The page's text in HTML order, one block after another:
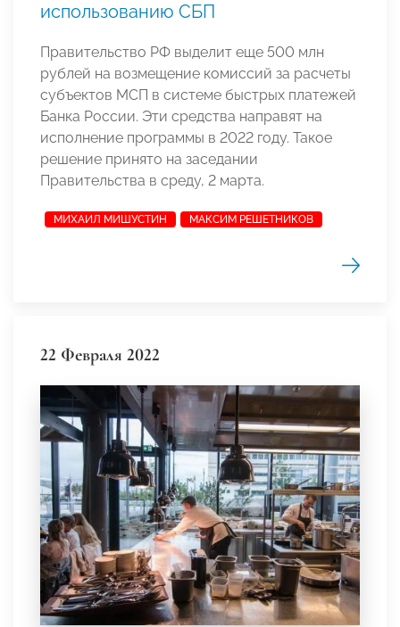
использованию СБП
Правительство РФ выделит еще 500 млн
рублей на возмещение комиссий за расчеты
субъектов МСП в системе быстрых платежей
Банка России. Эти средства направят на
исполнение программы в 2022 году. Такое
решение принято на заседании
Правительства в среду, 2 марта.
МИХАИЛ МИШУСТИН МАКСИМ РЕШЕТНИКОВ
22 Февраля 2022